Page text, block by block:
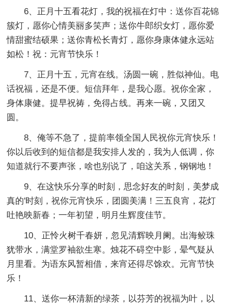
6、正月十五看花灯，我的祝福在灯中：送你百花锦
簇灯，愿你心情美丽多笑声；送你牛郎织女灯，愿你爱
情甜蜜结硕果；送你青松长青灯，愿你身康体健永远站
如松！祝：元宵节快乐！
7、正月十五，元宵在线。汤圆一碗，胜似神仙。电
话祝福，还是不便。短信拜年，是我心愿。祝你全家，
身体康健。提早祝祷，免得占线。再来一碗，又团又
圆。
8、俺等不急了，提前率领全国人民祝你元宵快乐！
你以后收到的短信都是我安排人发的，我为人低调，你
知道就行不要声张，啥也别说了，咱这关系，钢钢地！
9、在这快乐分享的时刻，思念好友的时刻，美梦成
真的'时刻，祝你元宵快乐，团圆美满！三五良宵，花灯
吐艳映新春；一年初望，明月生辉度佳节。
10、正怜火树千春妍，忽见清辉映月阑。出海鲛珠
犹带水，满堂罗袖欲生寒。烛花不碍空中影，晕气疑从
月里看。为语东风暂相借，来宵还得尽馀欢。元宵节快
乐！
11、送你一杯清新的绿茶，以芬芳的祝福为叶，以